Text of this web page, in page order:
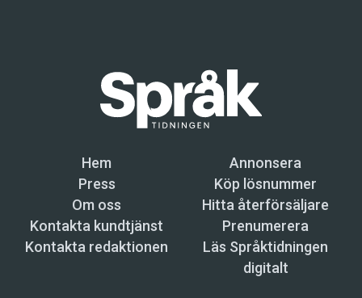
Hem
Annonsera
Press
Köp lösnummer
Om oss
Hitta återförsäljare
Kontakta kundtjänst
Prenumerera
Kontakta redaktionen
Läs Språktidningen
digitalt